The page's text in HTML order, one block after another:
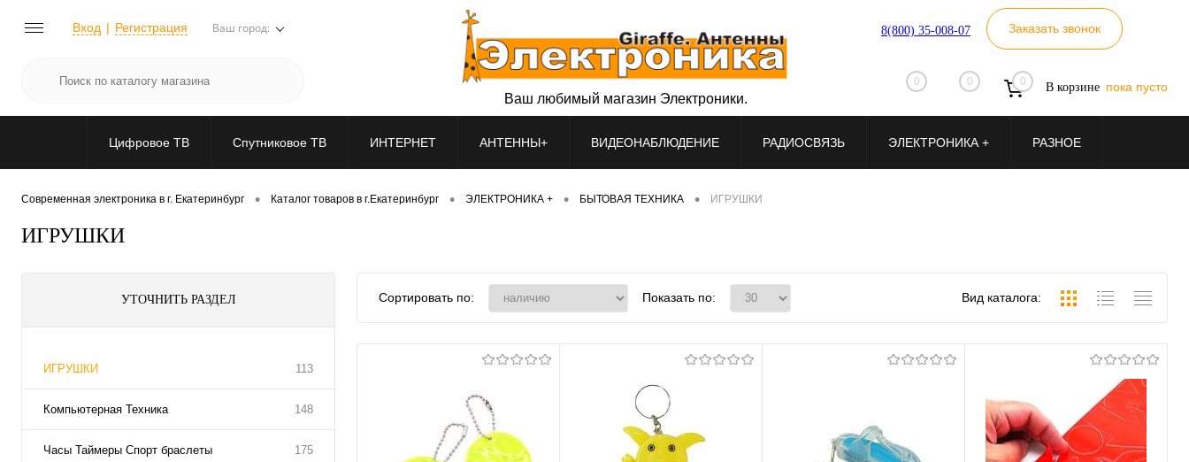
Вход Регистрация Ваш город: 8(800) 35-008-07 Заказать звонок
0 0 0 В корзине пока пусто
Ваш любимый магазин Электроники.
Цифровое ТВ Спутниковое ТВ ИНТЕРНЕТ АНТЕННЫ+ ВИДЕОНАБЛЮДЕНИЕ РАДИОСВЯЗЬ ЭЛЕКТРОНИКА + РАЗНОЕ
Современная электроника в г. Екатеринбург • Каталог товаров в г.Екатеринбург • ЭЛЕКТРОНИКА + • БЫТОВАЯ ТЕХНИКА • ИГРУШКИ
ИГРУШКИ
УТОЧНИТЬ РАЗДЕЛ
ИГРУШКИ 113
Компьютерная Техника 148
Часы Таймеры Спорт браслеты 175
Сортировать по: Показать по: Вид каталога: